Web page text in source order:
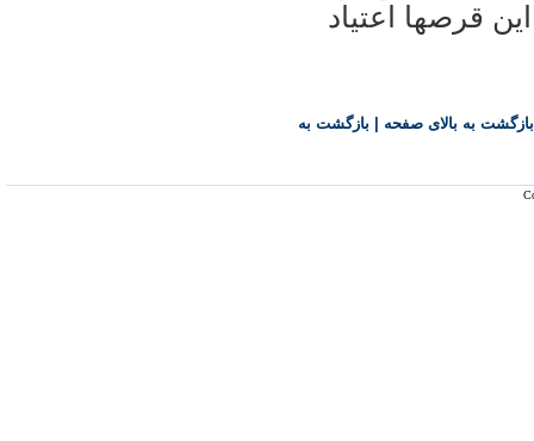
قرصها اعتیاد
بازگشت به بالای صفحه بازگشت به